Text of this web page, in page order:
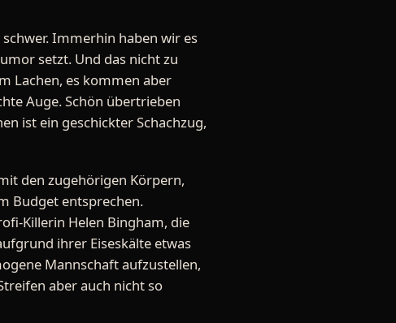
Immerhin haben wir es
setzt. Und das nicht zu
Lachen, es kommen aber
Auge. Schön übertrieben
ist ein geschickter Schachzug,
den zugehörigen Körpern,
Budget entsprechen.
Killerin Helen Bingham, die
ihrer Eiseskälte etwas
Mannschaft aufzustellen,
aber auch nicht so